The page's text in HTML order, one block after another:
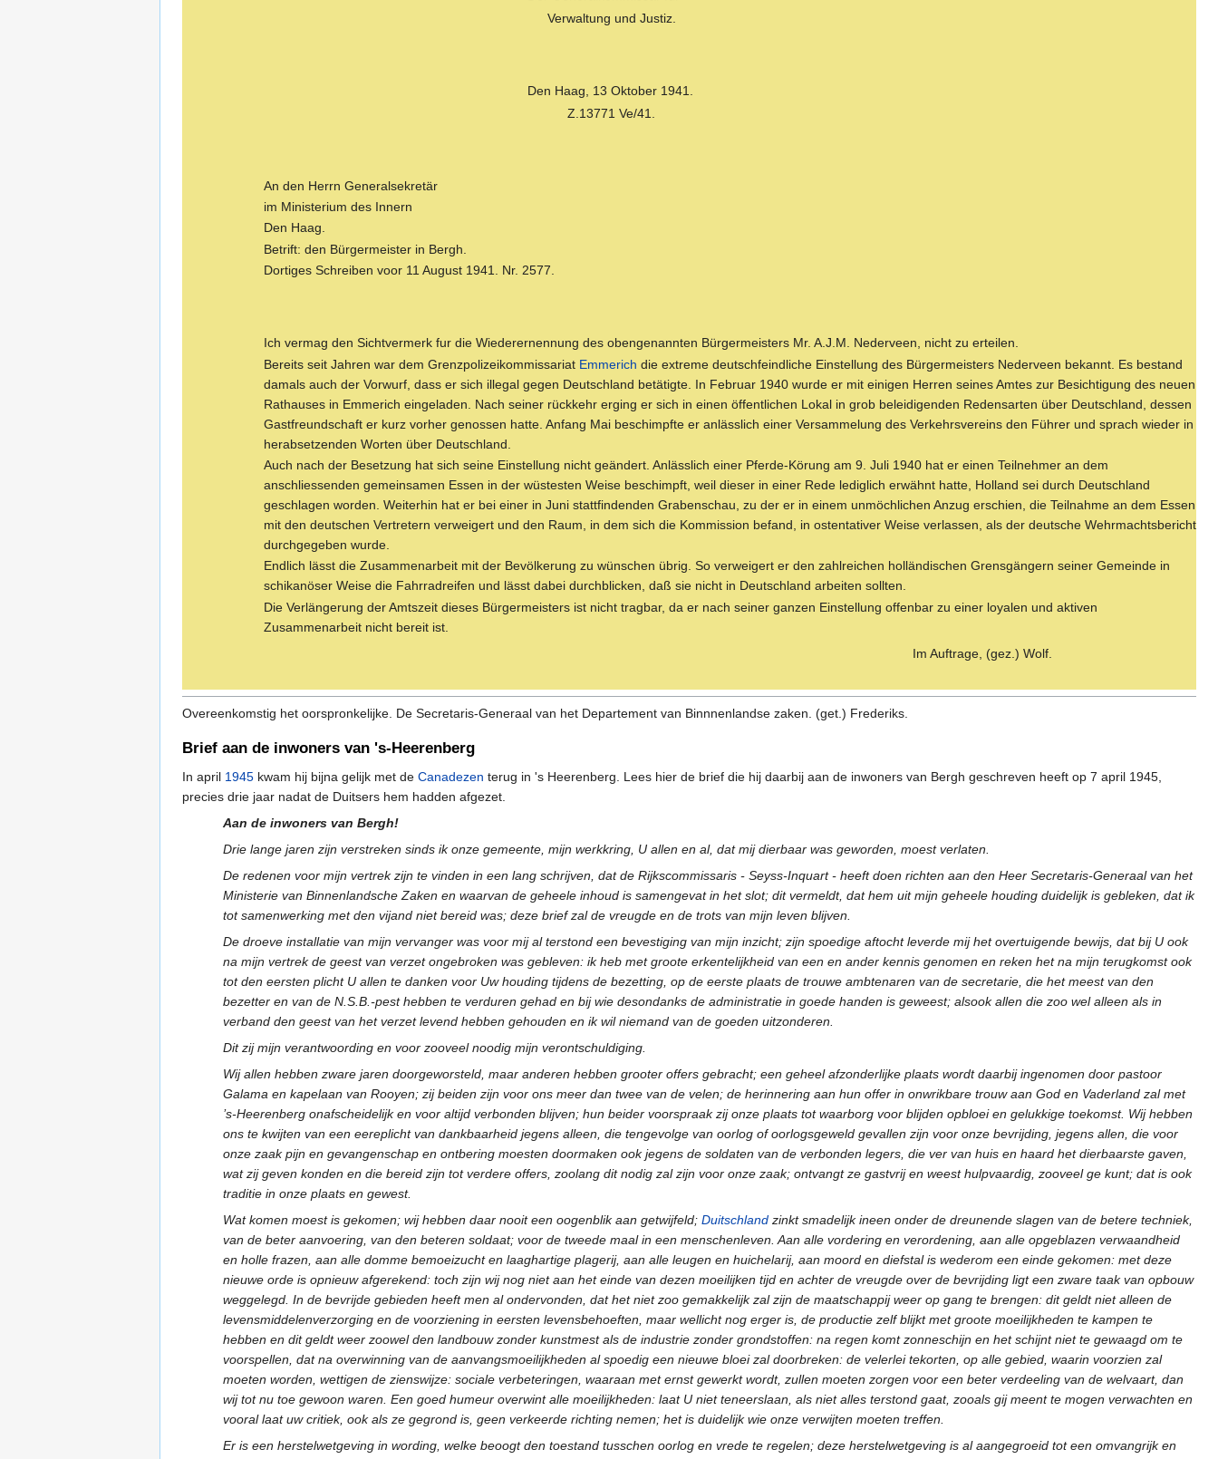
Verwaltung und Justiz.
Den Haag, 13 Oktober 1941.
Z.13771 Ve/41.
An den Herrn Generalsekretär
im Ministerium des Innern
Den Haag.
Betrift: den Bürgermeister in Bergh.
Dortiges Schreiben voor 11 August 1941. Nr. 2577.
Ich vermag den Sichtvermerk fur die Wiederernennung des obengenannten Bürgermeisters Mr. A.J.M. Nederveen, nicht zu erteilen.
Bereits seit Jahren war dem Grenzpolizeikommissariat Emmerich die extreme deutschfeindliche Einstellung des Bürgermeisters Nederveen bekannt. Es bestand
damals auch der Vorwurf, dass er sich illegal gegen Deutschland betätigte. In Februar 1940 wurde er mit einigen Herren seines Amtes zur Besichtigung des neuen
Rathauses in Emmerich eingeladen. Nach seiner rückkehr erging er sich in einen öffentlichen Lokal in grob beleidigenden Redensarten über Deutschland, dessen
Gastfreundschaft er kurz vorher genossen hatte. Anfang Mai beschimpfte er anlässlich einer Versammelung des Verkehrsvereins den Führer und sprach wieder in
herabsetzenden Worten über Deutschland.
Auch nach der Besetzung hat sich seine Einstellung nicht geändert. Anlässlich einer Pferde-Körung am 9. Juli 1940 hat er einen Teilnehmer an dem
anschliessenden gemeinsamen Essen in der wüstesten Weise beschimpft, weil dieser in einer Rede lediglich erwähnt hatte, Holland sei durch Deutschland
geschlagen worden. Weiterhin hat er bei einer in Juni stattfindenden Grabenschau, zu der er in einem unmöchlichen Anzug erschien, die Teilnahme an dem Essen
mit den deutschen Vertretern verweigert und den Raum, in dem sich die Kommission befand, in ostentativer Weise verlassen, als der deutsche Wehrmachtsbericht
durchgegeben wurde.
Endlich lässt die Zusammenarbeit mit der Bevölkerung zu wünschen übrig. So verweigert er den zahlreichen holländischen Grensgängern seiner Gemeinde in
schikanöser Weise die Fahrradreifen und lässt dabei durchblicken, daß sie nicht in Deutschland arbeiten sollten.
Die Verlängerung der Amtszeit dieses Bürgermeisters ist nicht tragbar, da er nach seiner ganzen Einstellung offenbar zu einer loyalen und aktiven
Zusammenarbeit nicht bereit ist.
Im Auftrage, (gez.) Wolf.
Overeenkomstig het oorspronkelijke. De Secretaris-Generaal van het Departement van Binnnenlandse zaken. (get.) Frederiks.
Brief aan de inwoners van 's-Heerenberg
In april 1945 kwam hij bijna gelijk met de Canadezen terug in 's Heerenberg. Lees hier de brief die hij daarbij aan de inwoners van Bergh geschreven heeft op 7 april 1945,
precies drie jaar nadat de Duitsers hem hadden afgezet.
Aan de inwoners van Bergh!
Drie lange jaren zijn verstreken sinds ik onze gemeente, mijn werkkring, U allen en al, dat mij dierbaar was geworden, moest verlaten.
De redenen voor mijn vertrek zijn te vinden in een lang schrijven, dat de Rijkscommissaris - Seyss-Inquart - heeft doen richten aan den Heer Secretaris-Generaal van het
Ministerie van Binnenlandsche Zaken en waarvan de geheele inhoud is samengevat in het slot; dit vermeldt, dat hem uit mijn geheele houding duidelijk is gebleken, dat ik
tot samenwerking met den vijand niet bereid was; deze brief zal de vreugde en de trots van mijn leven blijven.
De droeve installatie van mijn vervanger was voor mij al terstond een bevestiging van mijn inzicht; zijn spoedige aftocht leverde mij het overtuigende bewijs, dat bij U ook
na mijn vertrek de geest van verzet ongebroken was gebleven: ik heb met groote erkentelijkheid van een en ander kennis genomen en reken het na mijn terugkomst ook
tot den eersten plicht U allen te danken voor Uw houding tijdens de bezetting, op de eerste plaats de trouwe ambtenaren van de secretarie, die het meest van den
bezetter en van de N.S.B.-pest hebben te verduren gehad en bij wie desondanks de administratie in goede handen is geweest; alsook allen die zoo wel alleen als in
verband den geest van het verzet levend hebben gehouden en ik wil niemand van de goeden uitzonderen.
Dit zij mijn verantwoording en voor zooveel noodig mijn verontschuldiging.
Wij allen hebben zware jaren doorgeworsteld, maar anderen hebben grooter offers gebracht; een geheel afzonderlijke plaats wordt daarbij ingenomen door pastoor
Galama en kapelaan van Rooyen; zij beiden zijn voor ons meer dan twee van de velen; de herinnering aan hun offer in onwrikbare trouw aan God en Vaderland zal met
’s-Heerenberg onafscheidelijk en voor altijd verbonden blijven; hun beider voorspraak zij onze plaats tot waarborg voor blijden opbloei en gelukkige toekomst. Wij hebben
ons te kwijten van een eereplicht van dankbaarheid jegens alleen, die tengevolge van oorlog of oorlogsgeweld gevallen zijn voor onze bevrijding, jegens allen, die voor
onze zaak pijn en gevangenschap en ontbering moesten doormaken ook jegens de soldaten van de verbonden legers, die ver van huis en haard het dierbaarste gaven,
wat zij geven konden en die bereid zijn tot verdere offers, zoolang dit nodig zal zijn voor onze zaak; ontvangt ze gastvrij en weest hulpvaardig, zooveel ge kunt; dat is ook
traditie in onze plaats en gewest.
Wat komen moest is gekomen; wij hebben daar nooit een oogenblik aan getwijfeld; Duitschlandzinkt smadelijk ineen onder de dreunende slagen van de betere techniek,
van de beter aanvoering, van den beteren soldaat; voor de tweede maal in een menschenleven. Aan alle vordering en verordening, aan alle opgeblazen verwaandheid
en holle frazen, aan alle domme bemoeizucht en laaghartige plagerij, aan alle leugen en huichelarij, aan moord en diefstal is wederom een einde gekomen: met deze
nieuwe orde is opnieuw afgerekend: toch zijn wij nog niet aan het einde van dezen moeilijken tijd en achter de vreugde over de bevrijding ligt een zware taak van opbouw
weggelegd. In de bevrijde gebieden heeft men al ondervonden, dat het niet zoo gemakkelijk zal zijn de maatschappij weer op gang te brengen: dit geldt niet alleen de
levensmiddelenverzorging en de voorziening in eersten levensbehoeften, maar wellicht nog erger is, de productie zelf blijkt met groote moeilijkheden te kampen te
hebben en dit geldt weer zoowel den landbouw zonder kunstmest als de industrie zonder grondstoffen: na regen komt zonneschijn en het schijnt niet te gewaagd om te
voorspellen, dat na overwinning van de aanvangsmoeilijkheden al spoedig een nieuwe bloei zal doorbreken: de velerlei tekorten, op alle gebied, waarin voorzien zal
moeten worden, wettigen de zienswijze: sociale verbeteringen, waaraan met ernst gewerkt wordt, zullen moeten zorgen voor een beter verdeeling van de welvaart, dan
wij tot nu toe gewoon waren. Een goed humeur overwint alle moeilijkheden: laat U niet teneerslaan, als niet alles terstond gaat, zooals gij meent te mogen verwachten en
vooral laat uw critiek, ook als ze gegrond is, geen verkeerde richting nemen; het is duidelijk wie onze verwijten moeten treffen.
Er is een herstelwetgeving in wording, welke beoogt den toestand tusschen oorlog en vrede te regelen; deze herstelwetgeving is al aangegroeid tot een omvangrijk en